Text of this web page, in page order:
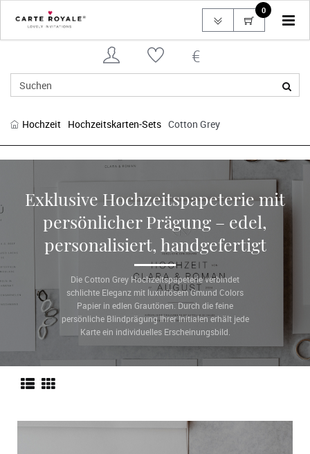
0
Hochzeit Hochzeitskarten-Sets Cotton Grey
Exklusive Hochzeitspapeterie mit
persönlicher Prägung – edel,
personalisiert, handgefertigt
Die Cotton Grey Hochzeitspapeterie verbindet
schlichte Eleganz mit luxuriösem Gmund Colors
Papier in edlen Grautönen. Durch die feine
persönliche Blindprägung Ihrer Initialen erhält jede
Karte ein individuelles Erscheinungsbild.